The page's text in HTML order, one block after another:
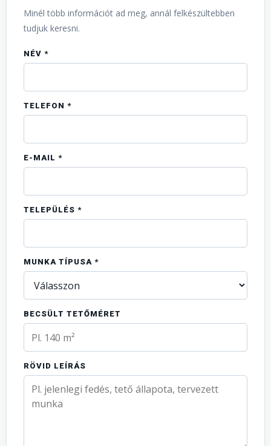
Minél több információt ad meg, annál felkészültebben
tudjuk keresni.
NÉV *
TELEFON *
E-MAIL *
TELEPÜLÉS *
MUNKA TÍPUSA *
BECSÜLT TETŐMÉRET
RÖVID LEÍRÁS